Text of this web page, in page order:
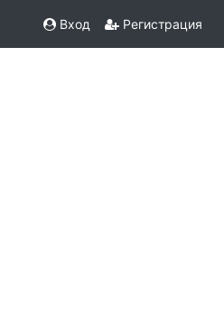
Вход Регистрация